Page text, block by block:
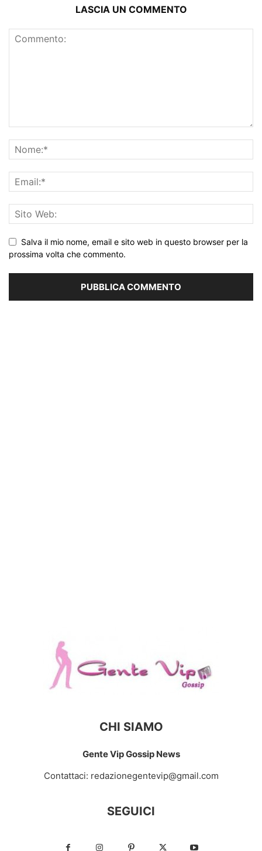
LASCIA UN COMMENTO
Salva il mio nome, email e sito web in questo browser per la
prossima volta che commento.
CHI SIAMO
Gente Vip Gossip News
Contattaci: redazionegentevip@gmail.com
SEGUICI